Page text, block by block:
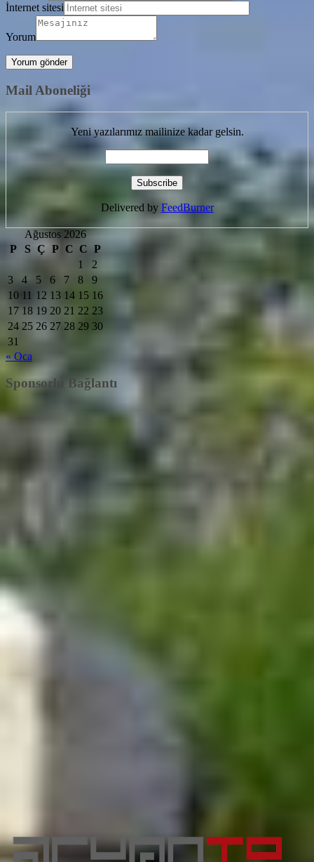
İnternet sitesi
Yorum
Mail Aboneliği
Yeni yazılarımız mailinize kadar gelsin.
Delivered by FeedBurner
Ağustos 2026
P
S Ç P C C P
1
2
3
4 5 6 7 8
9
10 11 12 13 14 15 16
17 18 19 20 21 22 23
24 25 26 27 28 29 30
31
« Oca
Sponsorlu Bağlantı